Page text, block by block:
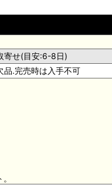
寄せ(目安:6-8日)
品.完売時は入手不可